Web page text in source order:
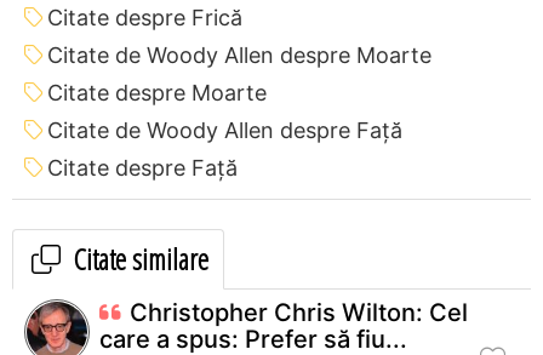
Citate despre Frică
Citate de Woody Allen despre Moarte
Citate despre Moarte
Citate de Woody Allen despre Față
Citate despre Față
Citate similare
Christopher Chris Wilton: Cel
care a spus: Prefer să fiu...